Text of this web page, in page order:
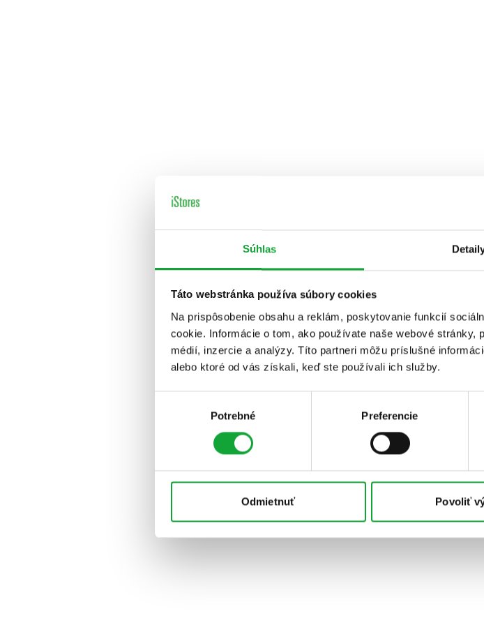
Súhlas
Táto webstránka používa súbory cookies
Na prispôsobenie obsahu a reklám, poskytovanie funkcií
cookie. Informácie o tom, ako používate naše webové
médií, inzercie a analýzy. Títo partneri môžu príslušné
alebo ktoré od vás získali, keď ste používali ich služby.
Potrebné Preferencie
Odmietnuť Povoliť